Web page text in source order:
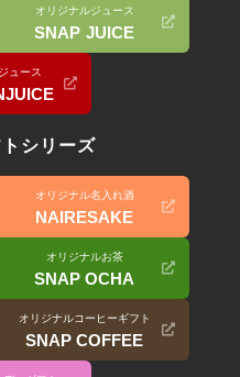
オリジナルジュース
SNAP JUICE
ュース
シリーズ
オリジナル名入れ酒
NAIRESAKE
オリジナルお茶
SNAP OCHA
オリジナルコーヒーギフト
SNAP COFFEE